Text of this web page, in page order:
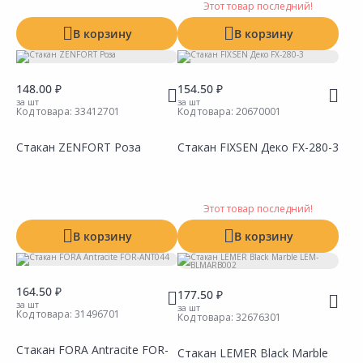
В корзину
Этот товар последний!
В корзину
148.00 ₽
за шт
Код товара: 33412701
Стакан ZENFORT Роза
В корзину
154.50 ₽
за шт
Код товара: 20670001
Стакан FIXSEN Деко FX-280-3
Этот товар последний!
В корзину
164.50 ₽
за шт
Код товара: 31496701
Стакан FORA Antracite FOR-
177.50 ₽
за шт
Код товара: 32676301
Стакан LEMER Black Marble